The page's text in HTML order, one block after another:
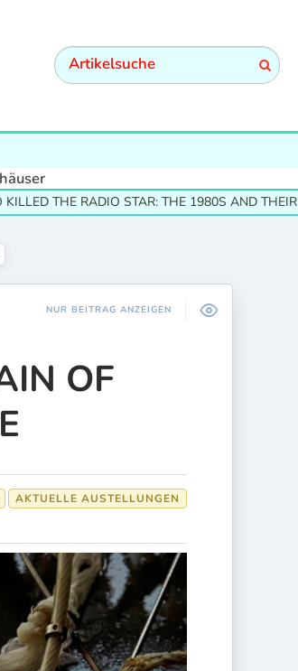
RADIO STAR: THE 1980S AND THEIR CULTURAL
NUR BEITRAG ANZEIGEN
OF
AKTUELLE AUSTELLUNGEN